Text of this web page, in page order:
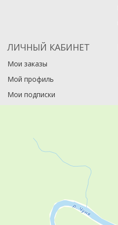
ЛИЧНЫЙ КАБИНЕТ
Мои заказы
Мой профиль
Мои подписки